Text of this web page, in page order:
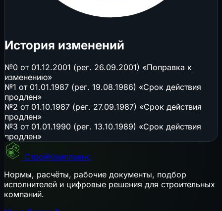
История изменений
№0 от 01.12.2001 (рег. 26.09.2001) «Поправка к
изменению»
№1 от 01.01.1987 (рег. 19.08.1986) «Срок действия
продлен»
№2 от 01.10.1987 (рег. 27.09.1987) «Срок действия
продлен»
№3 от 01.01.1990 (рег. 13.10.1989) «Срок действия
продлен»
СтройКомплаенс
Нормы, расчёты, рабочие документы, подбор
исполнителей и цифровые решения для строительных
компаний.